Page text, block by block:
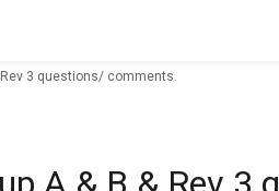
3 questions/ comments.